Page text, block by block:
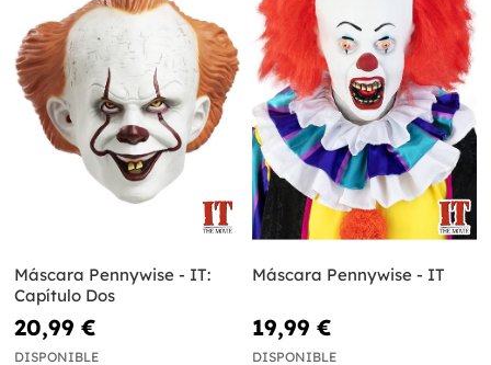
Máscara Pennywise - IT:
Capítulo Dos
20,99 €
DISPONIBLE
Máscara Pennywise - IT
19,99 €
DISPONIBLE